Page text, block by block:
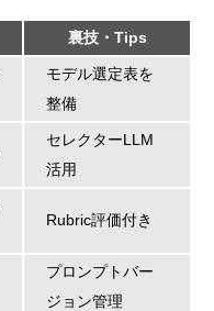
裏技・Tips
モデル選定表を
整備
セレクターLLM
活用
Rubric評価付き
プロンプトバー
ジョン管理